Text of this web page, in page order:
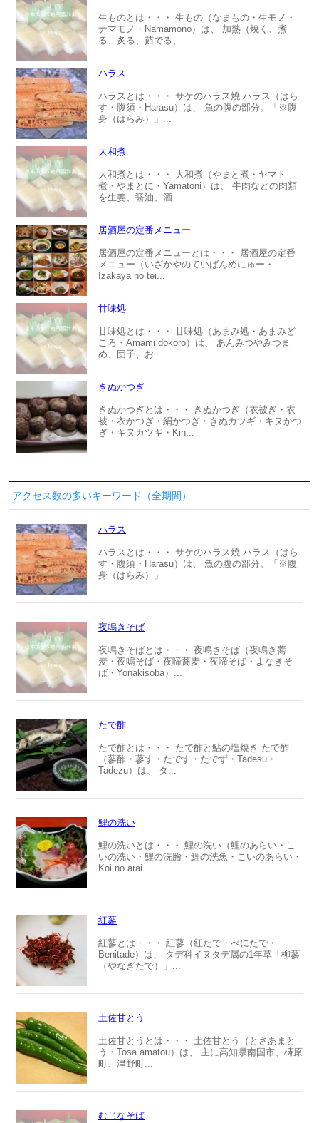
生ものとは・・・ 生もの（なまもの・生モノ・
ナマモノ・Namamono）は、 加熱（焼く、煮
る、炙る、茹でる、...
ハラス
ハラスとは・・・ サケのハラス焼 ハラス（はら
す・腹須・Harasu）は、 魚の腹の部分。「※腹
身（はらみ）」...
大和煮
大和煮とは・・・ 大和煮（やまと煮・ヤマト
煮・やまとに・Yamatoni）は、 牛肉などの肉類
を生姜、醤油、酒...
居酒屋の定番メニュー
居酒屋の定番メニューとは・・・ 居酒屋の定番
メニュー（いざかやのていばんめにゅー・
Izakaya no tei...
甘味処
甘味処とは・・・ 甘味処（あまみ処・あまみど
ころ・Amami dokoro）は、 あんみつやみつま
め、団子、お...
きぬかつぎ
きぬかつぎとは・・・ きぬかつぎ（衣被ぎ・衣
被・衣かつぎ・絹かつぎ・きぬカツギ・キヌかつ
ぎ・キヌカツギ・Kin...
アクセス数の多いキーワード（全期間）
ハラス
ハラスとは・・・ サケのハラス焼 ハラス（はら
す・腹須・Harasu）は、 魚の腹の部分。「※腹
身（はらみ）」...
夜鳴きそば
夜鳴きそばとは・・・ 夜鳴きそば（夜鳴き蕎
麦・夜鳴そば・夜啼蕎麦・夜啼そば・よなきそ
ば・Yonakisoba）...
たで酢
たで酢とは・・・ たで酢と鮎の塩焼き たで酢
（蓼酢・蓼す・たです・たでず・Tadesu・
Tadezu）は、 タ...
鯉の洗い
鯉の洗いとは・・・ 鯉の洗い（鯉のあらい・こ
いの洗い・鯉の洗膾・鯉の洗魚・こいのあらい・
Koi no arai...
紅蓼
紅蓼とは・・・ 紅蓼（紅たで・べにたで・
Benitade）は、 タデ科イヌタデ属の1年草「柳蓼
（やなぎたで）」...
土佐甘とう
土佐甘とうとは・・・ 土佐甘とう（とさあまと
う・Tosa amatou）は、 主に高知県南国市、梼原
町、津野町...
むじなそば